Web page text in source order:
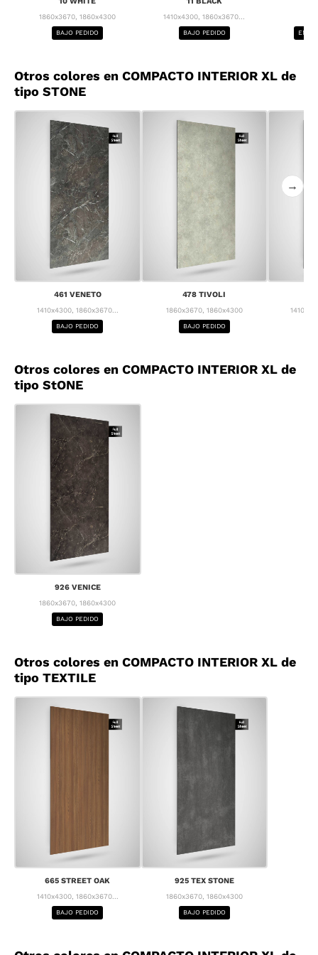
1860x3670, 1860x4300
BAJO PEDIDO
1410x4300, 1860x3670...
BAJO PEDIDO
Otros colores en COMPACTO INTERIOR XL de
tipo STONE
461 VENETO
1410x4300, 1860x3670...
BAJO PEDIDO
478 TIVOLI
1860x3670, 1860x4300
BAJO PEDIDO
→
Otros colores en COMPACTO INTERIOR XL de
tipo StONE
926 VENICE
1860x3670, 1860x4300
BAJO PEDIDO
Otros colores en COMPACTO INTERIOR XL de
tipo TEXTILE
665 STREET OAK
1410x4300, 1860x3670...
BAJO PEDIDO
925 TEX STONE
1860x3670, 1860x4300
BAJO PEDIDO